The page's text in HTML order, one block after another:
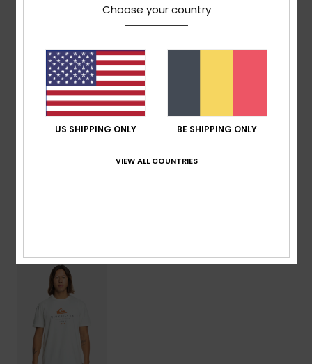
Pasvorm:klassiek, comfortabel normaal model
Halslijn:ronde hals
Zeefdruk op de voorkant
Samenstelling[Hoofdmateriaal] 100% katoen
Choose your country
US SHIPPING ONLY BE SHIPPING ONLY
VIEW ALL COUNTRIES